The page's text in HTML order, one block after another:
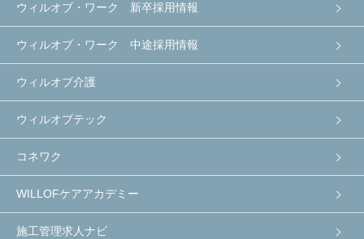
ウィルオブ・ワーク 新卒採用情報
ウィルオブ・ワーク 中途採用情報
ウィルオブ介護
ウィルオブテック
コネワク
WILLOFケアアカデミー
施工管理求人ナビ